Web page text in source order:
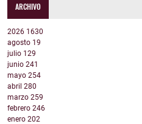
ARCHIVO
2026 1630
agosto 19
julio 129
junio 241
mayo 254
abril 280
marzo 259
febrero 246
enero 202